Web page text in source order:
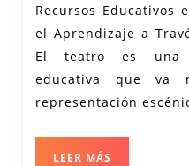
del
el
Recursos Educativos
el Aprendizaje a
El teatro es una
educativa que
representación
LEER MÁS